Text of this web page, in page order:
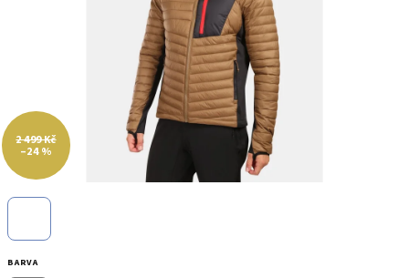
BARVA
2 499 Kč
–24 %